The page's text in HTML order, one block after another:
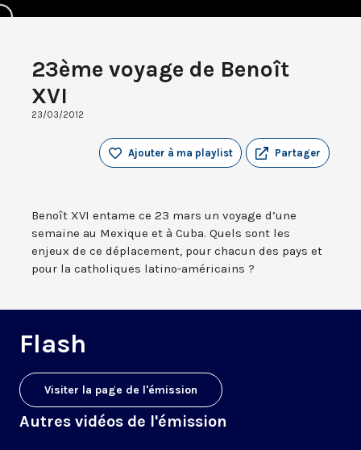
23ème voyage de Benoît
XVI
23/03/2012
Partager
Ajouter à ma playlist
Benoît XVI entame ce 23 mars un voyage d’une
semaine au Mexique et à Cuba. Quels sont les
enjeux de ce déplacement, pour chacun des pays et
pour la catholiques latino-américains ?
Flash
Visiter la page de l'émission
Autres vidéos de l'émission